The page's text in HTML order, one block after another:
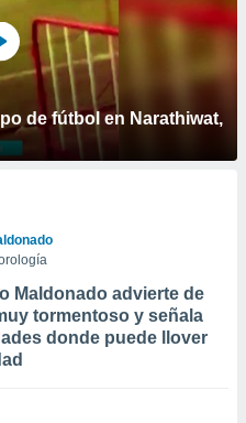
de fútbol en Narathiwat,
Maldonado advierte de
tormentoso y señala
donde puede llover